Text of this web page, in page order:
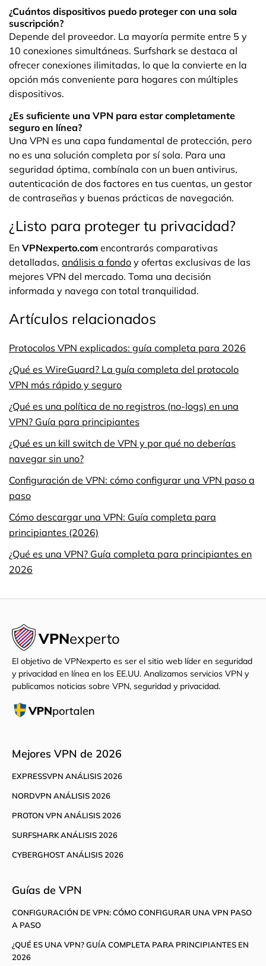
¿Cuántos dispositivos puedo proteger con una sola
suscripción?
Depende del proveedor. La mayoría permite entre 5 y
10 conexiones simultáneas. Surfshark se destaca al
ofrecer conexiones ilimitadas, lo que la convierte en la
opción más conveniente para hogares con múltiples
dispositivos.
¿Es suficiente una VPN para estar completamente
seguro en línea?
Una VPN es una capa fundamental de protección, pero
no es una solución completa por sí sola. Para una
seguridad óptima, combínala con un buen antivirus,
autenticación de dos factores en tus cuentas, un gestor
de contraseñas y buenas prácticas de navegación.
¿Listo para proteger tu privacidad?
En VPNexperto.com encontrarás comparativas
detalladas, análisis a fondo y ofertas exclusivas de las
mejores VPN del mercado. Toma una decisión
informada y navega con total tranquilidad.
Artículos relacionados
Protocolos VPN explicados: guía completa para 2026
¿Qué es WireGuard? La guía completa del protocolo
VPN más rápido y seguro
¿Qué es una política de no registros (no-logs) en una
VPN? Guía para principiantes
¿Qué es un kill switch de VPN y por qué no deberías
navegar sin uno?
Configuración de VPN: cómo configurar una VPN paso a
paso
Cómo descargar una VPN: Guía completa para
principiantes (2026)
¿Qué es una VPN? Guía completa para principiantes en
2026
VPNexperto
El objetivo de VPNexperto es ser el sitio web líder en seguridad
y privacidad en línea en los EE.UU. Analizamos servicios VPN y
publicamos noticias sobre VPN, seguridad y privacidad.
Mejores VPN de 2026
EXPRESSVPN ANÁLISIS 2026
NORDVPN ANÁLISIS 2026
PROTON VPN ANÁLISIS 2026
SURFSHARK ANÁLISIS 2026
CYBERGHOST ANÁLISIS 2026
Guías de VPN
CONFIGURACIÓN DE VPN: CÓMO CONFIGURAR UNA VPN PASO
A PASO
¿QUÉ ES UNA VPN? GUÍA COMPLETA PARA PRINCIPIANTES EN
2026